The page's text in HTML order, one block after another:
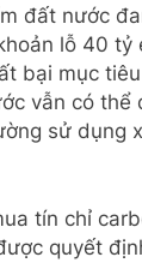
đất nước
lỗ 40
bại mục
vẫn có
sử dụng
tín chỉ
quyết